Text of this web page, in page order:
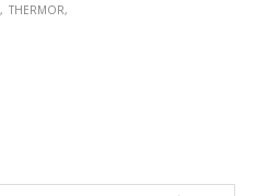
THERMOR